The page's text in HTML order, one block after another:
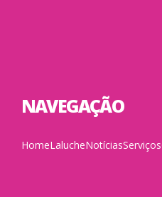
NAVEGAÇÃO
HomeLalucheNotíciasServiços